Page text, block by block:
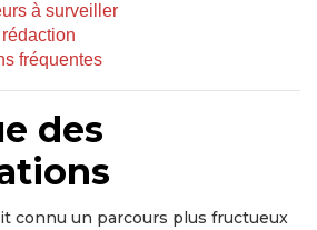
à surveiller
fréquentes
des
connu un parcours plus fructueux